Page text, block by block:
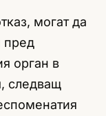
могат да
пред
орган в
следващ